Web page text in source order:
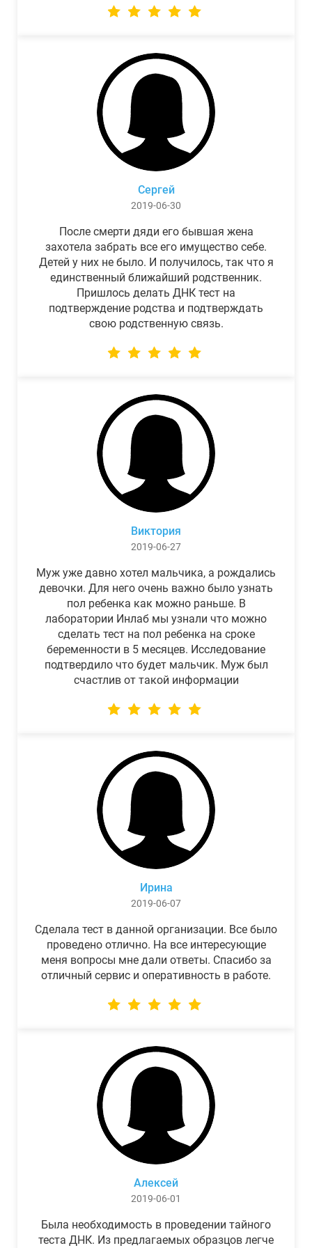
Сергей
2019-06-30
После смерти дяди его бывшая жена
захотела забрать все его имущество себе.
Детей у них не было. И получилось, так что я
единственный ближайший родственник.
Пришлось делать ДНК тест на
подтверждение родства и подтверждать
свою родственную связь.
Виктория
2019-06-27
Муж уже давно хотел мальчика, а рождались
девочки. Для него очень важно было узнать
пол ребенка как можно раньше. В
лаборатории Инлаб мы узнали что можно
сделать тест на пол ребенка на сроке
беременности в 5 месяцев. Исследование
подтвердило что будет мальчик. Муж был
счастлив от такой информации
Ирина
2019-06-07
Сделала тест в данной организации. Все было
проведено отлично. На все интересующие
меня вопросы мне дали ответы. Спасибо за
отличный сервис и оперативность в работе.
Алексей
2019-06-01
Была необходимость в проведении тайного
теста ДНК. Из предлагаемых образцов легче